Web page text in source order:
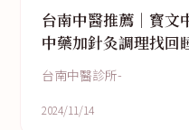
台南中醫推薦｜寳文
中藥加針灸調理找回
台南中醫診所-
2024/11/14